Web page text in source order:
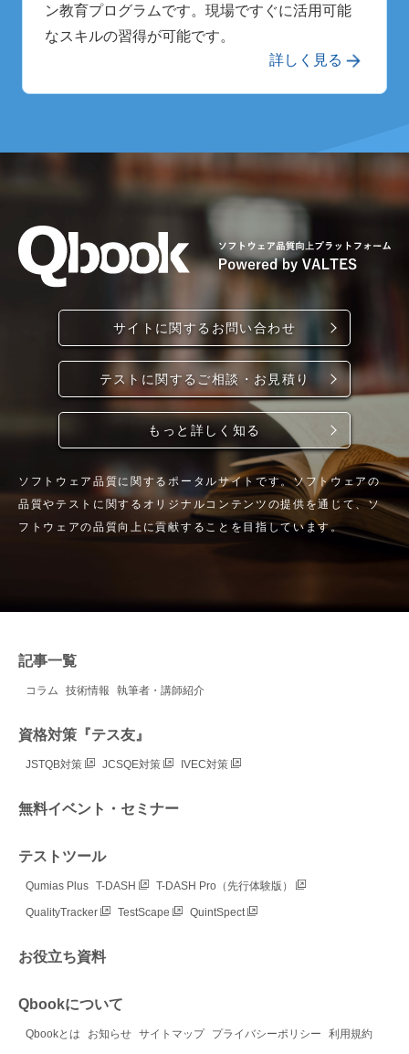
ン教育プログラムです。現場ですぐに活用可能
なスキルの習得が可能です。
詳しく見る
サイトに関するお問い合わせ
テストに関するご相談・お見積り
もっと詳しく知る
ソフトウェア品質に関するポータルサイトです。ソフトウェアの
品質やテストに関するオリジナルコンテンツの提供を通じて、ソ
フトウェアの品質向上に貢献することを目指しています。
記事一覧
コラム 技術情報 執筆者・講師紹介
資格対策『テス友』
JSTQB対策 JCSQE対策 IVEC対策
無料イベント・セミナー
テストツール
Qumias Plus T-DASH T-DASH Pro（先行体験版）
QualityTracker TestScape QuintSpect
お役立ち資料
Qbookについて
Qbookとは お知らせ サイトマップ プライバシーポリシー 利用規約